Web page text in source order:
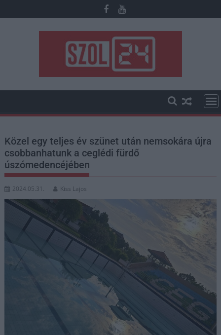
to
Közel egy teljes év szünet után nemsokára újra
csobbanhatunk a ceglédi fürdő
úszómedencéjében
2024.05.31. Kiss Lajos